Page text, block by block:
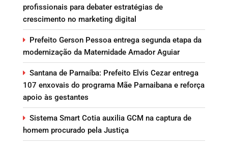
profissionais para debater estratégias de
crescimento no marketing digital
Prefeito Gerson Pessoa entrega segunda etapa da
modernização da Maternidade Amador Aguiar
Santana de Parnaíba: Prefeito Elvis Cezar entrega
107 enxovais do programa Mãe Parnaibana e reforça
apoio às gestantes
Sistema Smart Cotia auxilia GCM na captura de
homem procurado pela Justiça